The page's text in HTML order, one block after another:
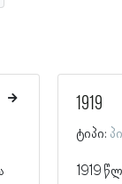
1919
ტიპი:
1919